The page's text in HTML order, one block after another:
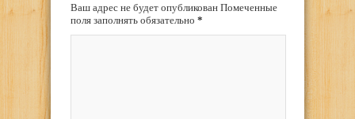
Ваш адрес не будет опубликован Помеченные
поля заполнять обязательно *